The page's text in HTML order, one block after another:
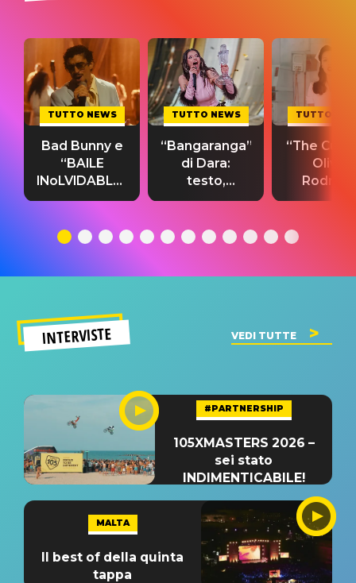
TUTTO NEWS
Bad Bunny e
“BAILE
INoLVIDABLE”:
testo,
significato
TUTTO NEWS
“Bangaranga”
di Dara:
testo,
traduzione e
del singolo
TUTTO
“The
Olivia
testo,
INTERVISTE VEDI TUTTE
#PARTNERSHIP
105XMASTERS 2026 –
sei stato
INDIMENTICABILE!
MALTA
Il best of della quinta
tappa